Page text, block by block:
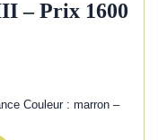
– Prix 1600
Couleur : marron –